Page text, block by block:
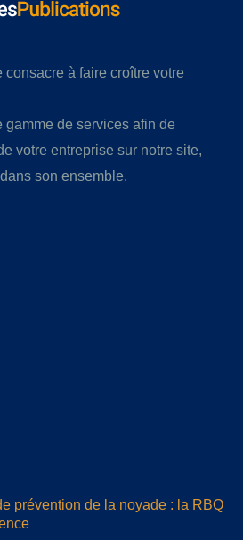
à faire croître votre
gamme de services afin de
votre entreprise sur notre site,
son ensemble.
prévention de la noyade : la RBQ